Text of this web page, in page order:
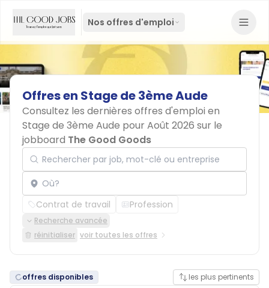
Nos offres d'emploi
Offresen Stagede3èmeAude
Consultez les dernières offres d'emploi en
Stage de 3ème Aude pour Août 2026 sur le
jobboard The Good Goods
Rechercher par job, mot-clé ou entreprise
Localisation
Contrat de travail Profession
Recherche avancée
réinitialiser voir toutes les offres
offres disponibles les plus pertinents